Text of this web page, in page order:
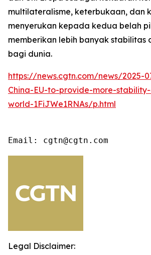
multilateralisme, keterbukaan, dan
menyerukan kepada kedua belah
memberikan lebih banyak stabilitas
bagi dunia.
https://news.cgtn.com/news/2025-
China-EU-to-provide-more-
world-1FiJWe1RNAs/p.html
Email: cgtn@cgtn.com
Legal Disclaimer: